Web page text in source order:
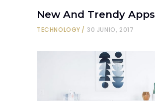
New And Trendy Apps
TECHNOLOGY 30 JUNIO, 2017